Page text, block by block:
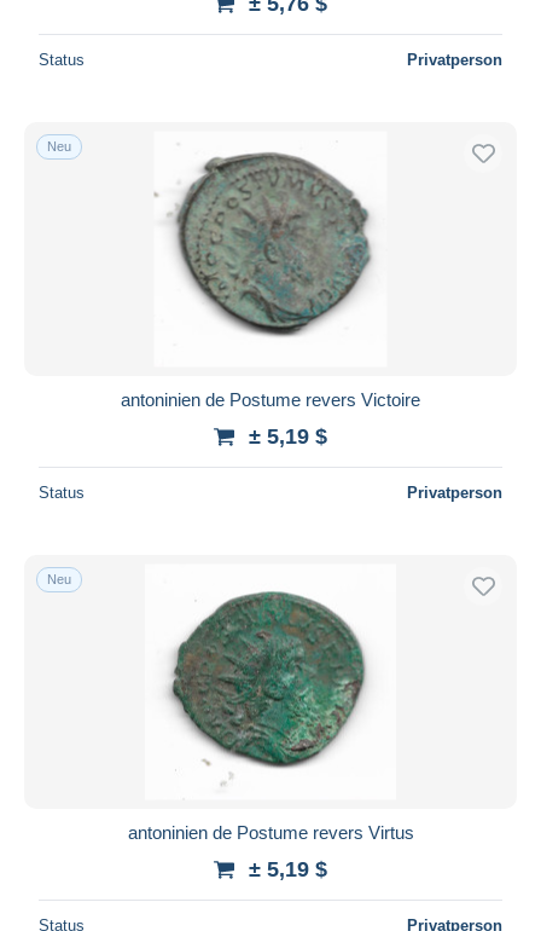
Status Privatperson
Neu
antoninien de Postume revers Victoire
± 5,19 $
Status Privatperson
Neu
antoninien de Postume revers Virtus
± 5,19 $
Status Privatperson